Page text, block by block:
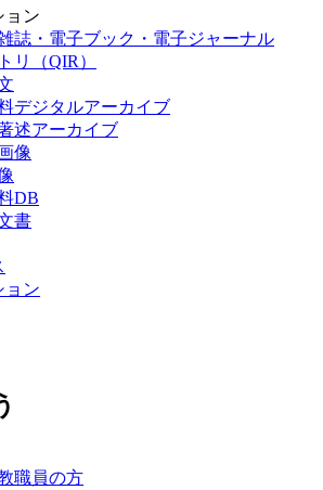
ョン
誌・電子ブック・電子ジャーナル
リ（QIR）
デジタルアーカイブ
述アーカイブ
像
DB
書
ョン
職員の方